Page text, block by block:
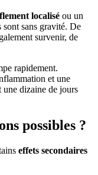
localisé ou un
sont sans gravité. De
survenir, de
rapidement.
et une
une dizaine de jours
possibles ?
effets secondaires